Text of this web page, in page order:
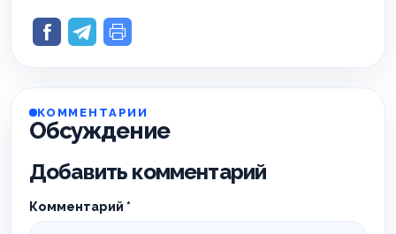
КОММЕНТАРИИ
Обсуждение
Добавить комментарий
Комментарий *